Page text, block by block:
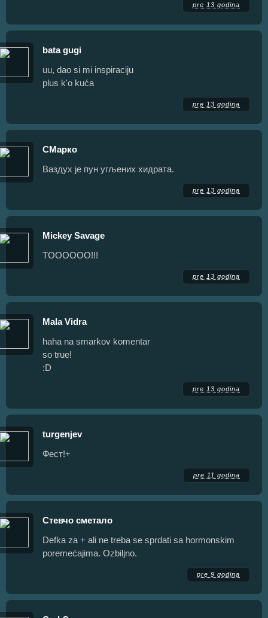
pre 13 godina
bata gugi
uu, dao si mi inspiraciju
plus k'o kuća
pre 13 godina
СМарко
Ваздух је пун угљених хидрата.
pre 13 godina
Mickey Savage
TOOOOOO!!!
pre 13 godina
Mala Vidra
haha na smarkov komentar
so true!
:D
pre 13 godina
turgenjev
Фест!+
pre 11 godina
Стевчо сметало
Defka za + ali ne treba se sprdati sa hormonskim
poremećajima. Ozbiljno.
pre 9 godina